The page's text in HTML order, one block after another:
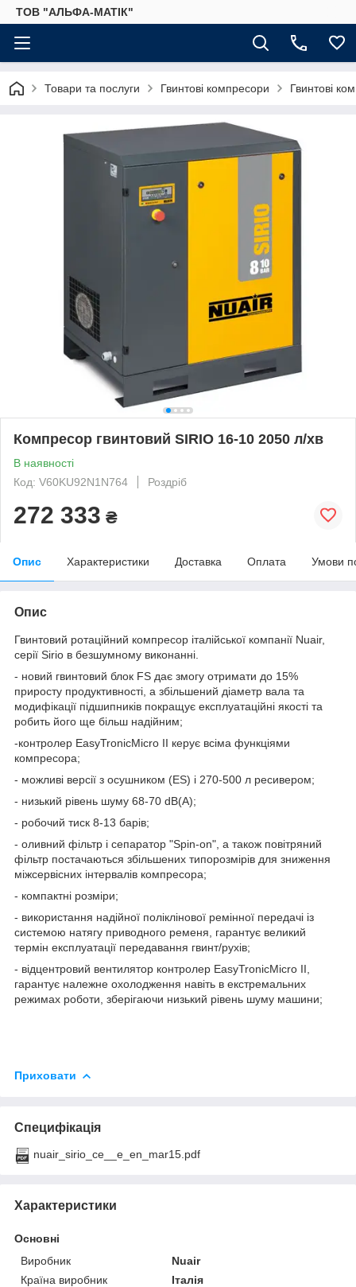
ТОВ "АЛЬФА-МАТІК"
Товари та послуги Гвинтові компресори Гвинтові
Компресор гвинтовий SIRIO 16-10 2050 л/хв
В наявності
Код: V60KU92N1N764
Роздріб
272 333 ₴
Опис Характеристики Доставка Оплата Умови
Опис
Гвинтовий ротаційний компресор італійської компанії Nuair,
серії Sirio в безшумному виконанні.
- новий гвинтовий блок FS дає змогу отримати до 15%
приросту продуктивності, а збільшений діаметр вала та
модифікації підшипників покращує експлуатаційні якості та
робить його ще більш надійним;
-контролер EasyTronicMicro II керує всіма функціями
компресора;
- можливі версії з осушником (ES) і 270-500 л ресивером;
- низький рівень шуму 68-70 dB(A);
- робочий тиск 8-13 барів;
- оливний фільтр і сепаратор "Spin-on", а також повітряний
фільтр постачаються збільшених типорозмірів для зниження
міжсервісних інтервалів компресора;
- компактні розміри;
- використання надійної поліклінової ремінної передачі із
системою натягу приводного ременя, гарантує великий
термін експлуатації передавання гвинт/рухів;
- відцентровий вентилятор контролер EasyTronicMicro II
гарантує належне охолодження навіть в екстремальних
режимах роботи, зберігаючи низький рівень шуму машини;
Приховати
Специфікація
nuair_sirio_ce__e_en_mar15.pdf
Характеристики
Основні
Виробник
Nuair
Країна виробник
Італія